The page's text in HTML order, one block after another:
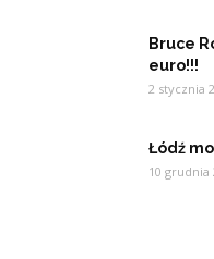
Bruce
euro!!!
2 stycznia
Łódź
10 grudnia